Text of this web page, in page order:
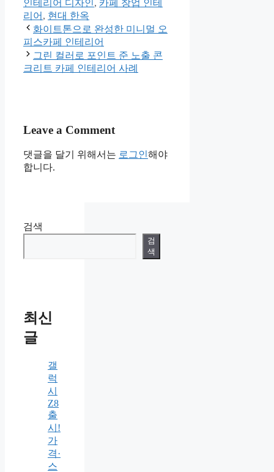
인테리어 디자인, 카페 창업 인테
리어 , 현대 한옥
화이트톤으로 완성한 미니멀 오
피스카페 인테리어
그린 컬러로 포인트 준 노출 콘
크리트 카페 인테리어 사례
Leave a Comment
댓글을 달기 위해서는 로그인해야
합니다.
검색
검
색
최신
글
갤
럭
시
Z8
출
시!
가
격·
스